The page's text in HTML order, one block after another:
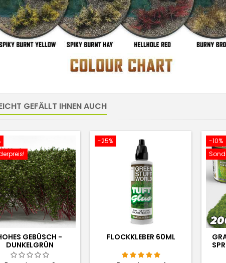
GEFÄLLT IHNEN AUCH
GEBÜSCH -
DUNKELGRÜN
-25%
FLOCKKLEBER 60ML
-10%